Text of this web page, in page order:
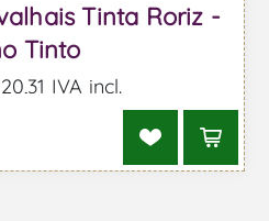
Tinta Roriz -
Tinto
IVA incl.